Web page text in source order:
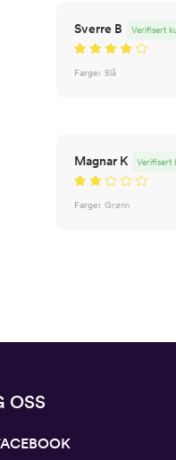
Sverre B Verifisert
Farge: Blå
Magnar K Verifisert
Farge: Grønn
OSS